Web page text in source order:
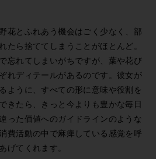
花とふれあう機会はごく少なく、部
たら捨ててしまうことがほとんど。
忘れてしまいがちですが、葉や花び
れディテールがあるのです。彼女が
ように、すべての形に意味や役割を
きたら、きっと今よりも豊かな毎日
った価値へのガイドラインのような
費活動の中で麻痺している感覚を呼
げてくれます。